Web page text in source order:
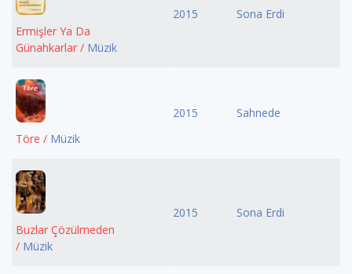
Ermişler Ya Da
Günahkarlar / Müzik
2015 Sona Erdi
Töre / Müzik
2015 Sahnede
Buzlar Çözülmeden
/ Müzik
2015 Sona Erdi